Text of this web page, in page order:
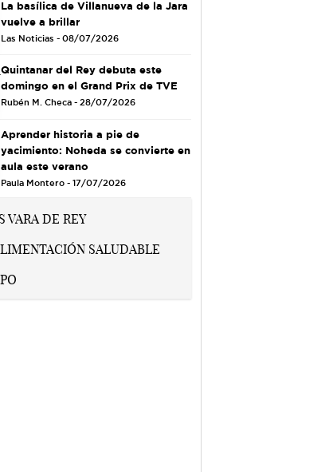
La basílica de Villanueva de la Jara
vuelve a brillar
Las Noticias - 08/07/2026
Quintanar del Rey debuta este
domingo en el Grand Prix de TVE
Rubén M. Checa - 28/07/2026
Aprender historia a pie de
yacimiento: Noheda se convierte en
aula este verano
Paula Montero - 17/07/2026